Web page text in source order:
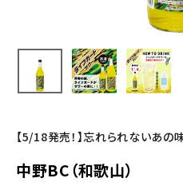
【5/18発売！】忘れられないあの
中野BC（和歌山）